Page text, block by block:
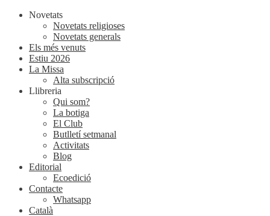
Novetats
Novetats religioses
Novetats generals
Els més venuts
Estiu 2026
La Missa
Alta subscripció
Llibreria
Qui som?
La botiga
El Club
Butlletí setmanal
Activitats
Blog
Editorial
Ecoedició
Contacte
Whatsapp
Català